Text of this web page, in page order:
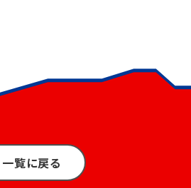
一覧に戻る